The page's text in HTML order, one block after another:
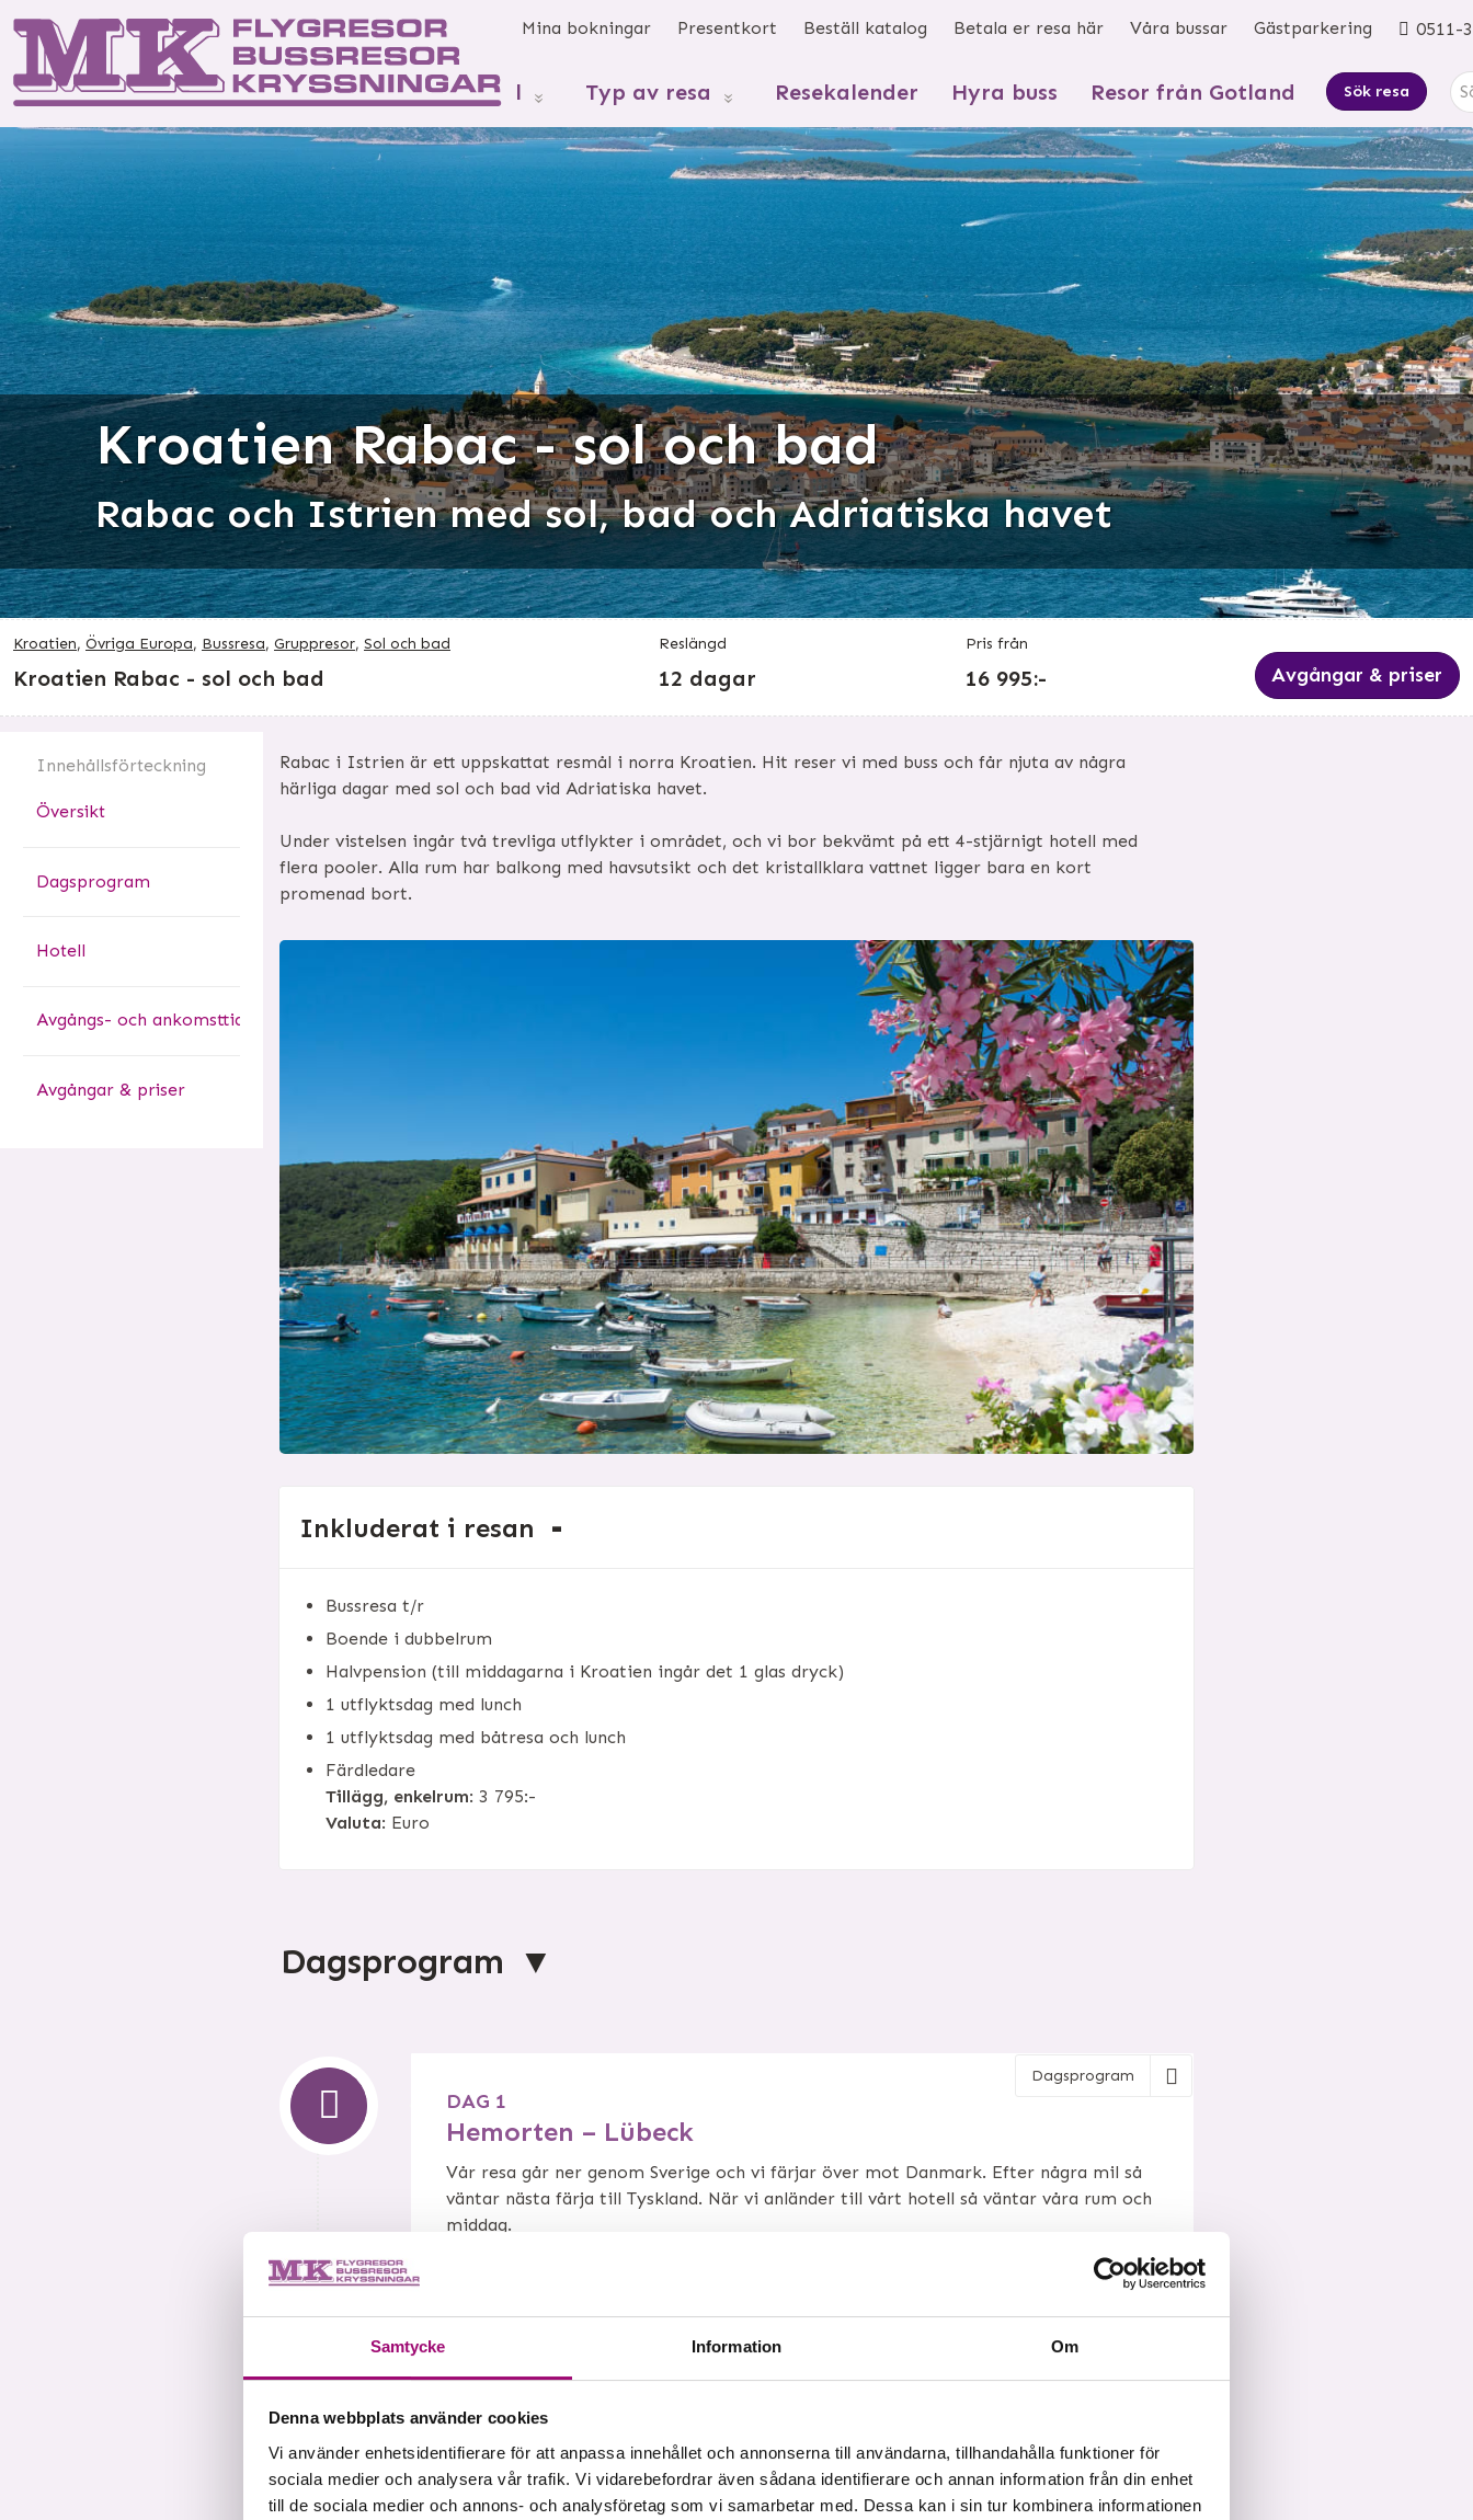
Samtycke Information Om
Denna webbplats använder cookies
Vi använder enhetsidentifierare för att anpassa innehållet och annonserna till användarna, tillhandahålla funktioner för
sociala medier och analysera vår trafik. Vi vidarebefordrar även sådana identifierare och annan information från din enhet
till de sociala medier och annons- och analysföretag som vi samarbetar med. Dessa kan i sin tur kombinera informationen
Start Kontakta oss Mina bokningar Presentkort Beställ katalog Betala er resa här Våra bussar Gästparkering 0511-
Resmål Typ av resa Resekalender Hyra buss Resor från Gotland Sök resa
Kroatien Rabac - sol och bad
Rabac och Istrien med sol, bad och Adriatiska havet
Kroatien, Övriga Europa, Bussresa, Gruppresor, Sol och bad
Kroatien Rabac - sol och bad
Reslängd
12 dagar
Pris från
16 995:- Avgångar & priser
Innehållsförteckning
Översikt
Dagsprogram
Hotell
Avgångs- och ankomsttider
Avgångar & priser
Rabac i Istrien är ett uppskattat resmål i norra Kroatien. Hit reser vi med buss och får njuta av några
härliga dagar med sol och bad vid Adriatiska havet.
Under vistelsen ingår två trevliga utflykter i området, och vi bor bekvämt på ett 4-stjärnigt hotell med
flera pooler. Alla rum har balkong med havsutsikt och det kristallklara vattnet ligger bara en kort
promenad bort.
Inkluderat i resan
Bussresa t/r
Boende i dubbelrum
Halvpension (till middagarna i Kroatien ingår det 1 glas dryck)
1 utflyktsdag med lunch
1 utflyktsdag med båtresa och lunch
Färdledare
Tillägg, enkelrum: 3 795:-
Valuta: Euro
Dagsprogram
Dagsprogram
DAG 1
Hemorten – Lübeck
Vår resa går ner genom Sverige och vi färjar över mot Danmark. Efter några mil så
väntar nästa färja till Tyskland. När vi anländer till vårt hotell så väntar våra rum och
middag.
Lübeck– Ingolstadt
Efter frukost så fortsätter vår resa ner till norra Bayern. Här övernattar vi och äter